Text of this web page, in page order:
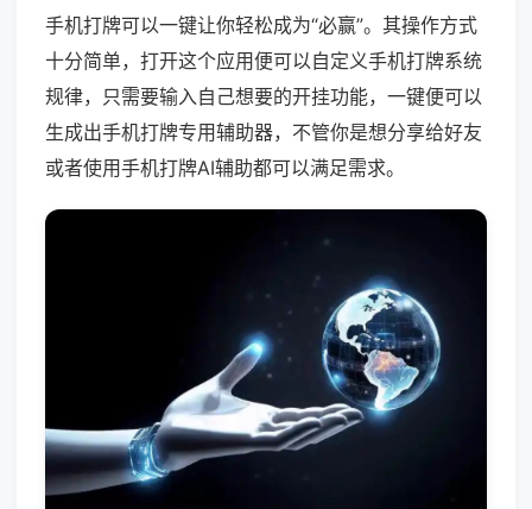
手机打牌可以一键让你轻松成为“必赢”。其操作方式
十分简单，打开这个应用便可以自定义手机打牌系统
规律，只需要输入自己想要的开挂功能，一键便可以
生成出手机打牌专用辅助器，不管你是想分享给好友
或者使用手机打牌AI辅助都可以满足需求。